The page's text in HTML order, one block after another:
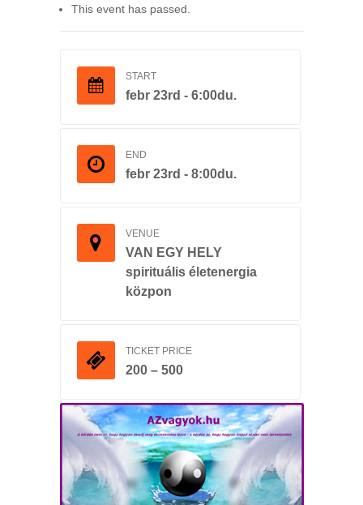
This event has passed.
START
febr 23rd - 6:00du.
END
febr 23rd - 8:00du.
VENUE
VAN EGY HELY
spirituális életenergia
közpon
TICKET PRICE
200 – 500